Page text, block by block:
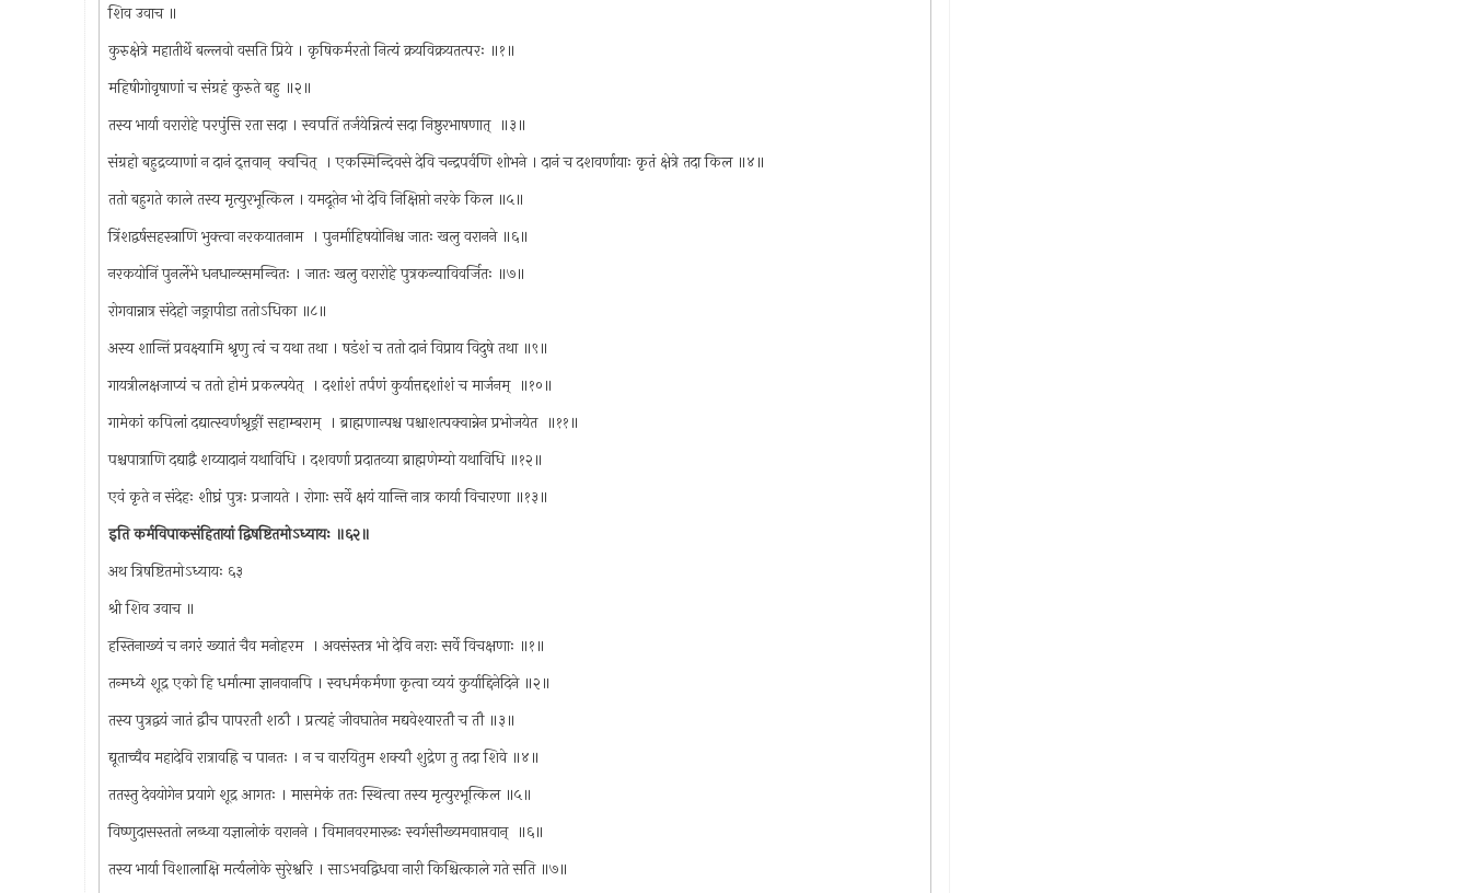
शिव उवाच ॥
कुरुक्षेत्रे महातीर्थे बल्लवो वसति प्रिये । कृषिकर्मरतो नित्यं क्रयविक्रयतत्परः ॥१॥
महिषीगोवृषाणां च संग्रहं कुरुते बहु ॥२॥
तस्य भार्या वरारोहे परपुंसि रता सदा । स्वपतिं तर्जयेन्नित्यं सदा निष्ठुरभाषणात् ‌ ॥३॥
संग्रहो बहुद्रव्याणां न दानं द्त्तवान् ‌ क्वचित् ‌ । एकस्मिन्दिवसे देवि चन्द्रपर्वणि शोभने । दानं च दशवर्णायाः कृतं क्षेत्रे तदा किल ॥४॥
ततो बहुगते काले तस्य मृत्युरभूत्किल । यमदूतेन भो देवि निक्षिप्तो नरके किल ॥५॥
त्रिंशद्वर्षसहस्त्राणि भुक्त्वा नरकयातनाम ‌ । पुनर्माहिषयोनिश्च जातः खलु वरानने ॥६॥
नरकयोनिं पुनर्लेभे धनधान्य्समन्वितः । जातः खलु वरारोहे पुत्रकन्याविवर्जितः ॥७॥
रोगवान्नात्र संदेहो जङ्रापीडा ततोऽधिका ॥८॥
अस्य शान्तिं प्रवक्ष्यामि श्रृणु त्वं च यथा तथा । षडंशं च ततो दानं विप्राय विदुषे तथा ॥९॥
गायत्रीलक्षजाप्यं च ततो होमं प्रकल्पयेत् ‌ । दशांशं तर्पणं कुर्यात्तद्दशांशं च मार्जनम् ‌ ॥१०॥
गामेकां कपिलां दद्यात्स्वर्णश्रृङ्रीं सहाम्बराम् ‌ । ब्राह्मणान्पश्च पश्चाशत्पक्वान्नेन प्रभोजयेत ‌ ॥११॥
पश्चपात्राणि दद्याद्वै शय्यादानं यथाविधि । दशवर्णा प्रदातव्या ब्राह्मणेम्यो यथाविधि ॥१२॥
एवं कृते न संदेहः शीघ्रं पुत्रः प्रजायते । रोगाः सर्वे क्षयं यान्ति नात्र कार्या विचारणा ॥१३॥
इति कर्मविपाकसंहितायां द्विषष्टितमोऽध्यायः ॥६२॥
अथ त्रिषष्टितमोऽध्यायः ६३
श्री शिव उवाच ॥
हस्तिनाख्यं च नगरं ख्यातं चैव मनोहरम ‌ । अवसंस्तत्र भो देवि नराः सर्वे विचक्षणाः ॥१॥
तन्मध्ये शूद्र एको हि धर्मात्मा ज्ञानवानपि । स्वधर्मकर्मणा कृत्वा व्ययं कुर्याद्दिनेदिने ॥२॥
तस्य पुत्रद्वयं जातं द्वौच पापरतौ शठौ । प्रत्यहं जीवघातेन मद्यवेश्यारतौ च तौ ॥३॥
द्यूताच्चैव महादेवि रात्रावह्रि च पानतः । न च वारयितुम शक्यौ शुद्रेण तु तदा शिवे ॥४॥
ततस्तु देवयोगेन प्रयागे शूद्र आगतः । मासमेकं ततः स्थित्वा तस्य मृत्युरभूत्किल ॥५॥
विष्णुदासस्ततो लब्ध्वा यज्ञालोकं वरानने । विमानवरमारूढः स्वर्गसौख्यमवाप्तवान् ‌ ॥६॥
तस्य भार्या विशालाक्षि मर्त्यलोके सुरेश्वरि । साऽभवद्विधवा नारी किश्चित्काले गते सति ॥७॥